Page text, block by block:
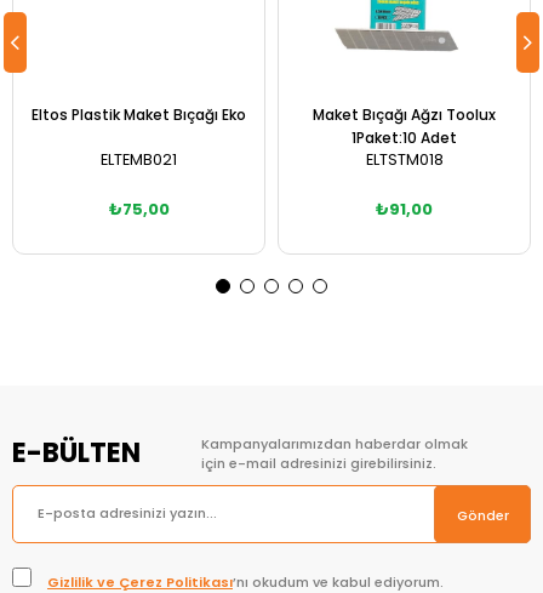
Eltos Plastik Maket Bıçağı Eko
ELTEMB021
₺75,00
Maket Bıçağı Ağzı Toolux
1Paket:10 Adet
ELTSTM018
₺91,00
E-BÜLTEN
Kampanyalarımızdan haberdar olmak
için e-mail adresinizi girebilirsiniz.
Gönder
Gizlilik ve Çerez Politikası’nı okudum ve kabul ediyorum.